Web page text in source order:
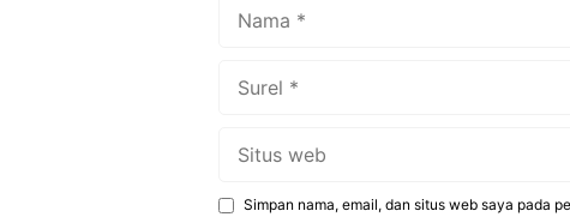
Simpan nama, email, dan situs web saya pada